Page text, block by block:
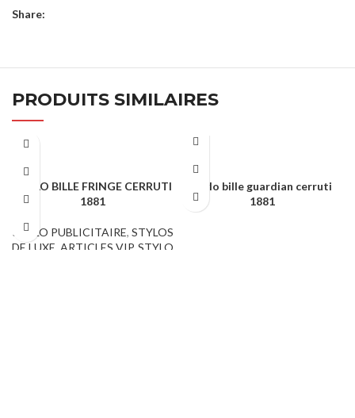
Share:
PRODUITS SIMILAIRES
STYLO BILLE FRINGE CERRUTI
1881
STYLO PUBLICITAIRE, STYLOS
DE LUXE ARTICLES VIP, STYLO
stylo bille guardian cerruti
1881